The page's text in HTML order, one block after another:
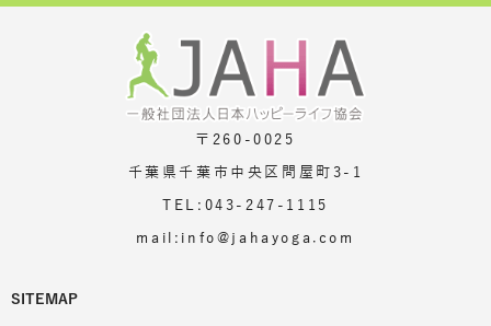
〒260-0025
千葉県千葉市中央区問屋町3-1
TEL:043-247-1115
mail:info@jahayoga.com
SITEMAP